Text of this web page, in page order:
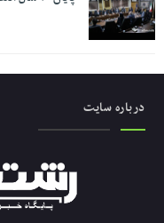
درباره سایت